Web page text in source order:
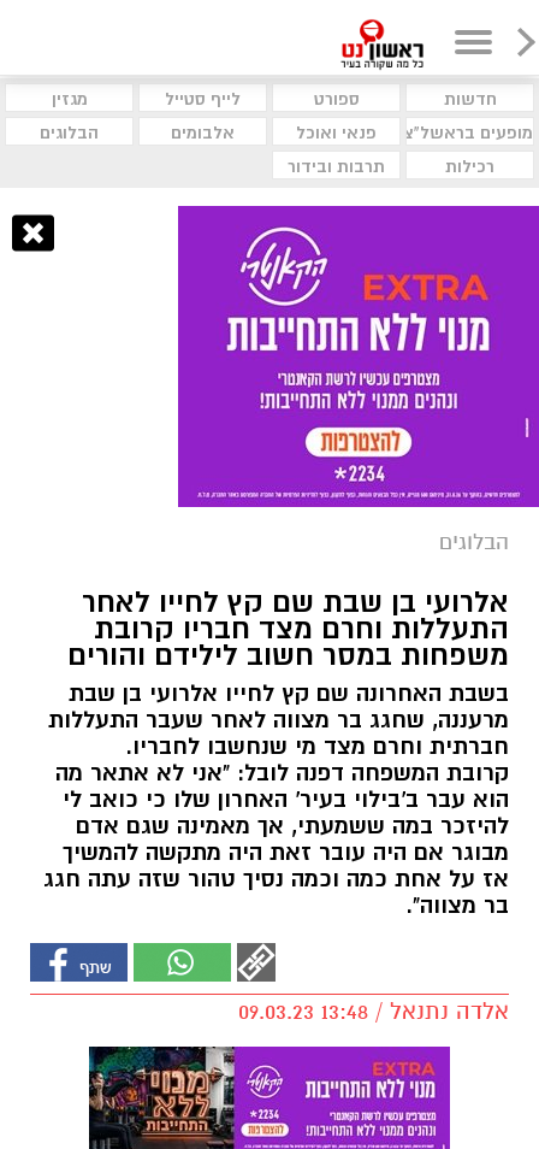
חדשות ספורט לייף סטייל
מגזין
מופעים בראשל"צ
פנאי ואוכל אלבומים
הבלוגים
רכילות
תרבות ובידור
הבלוגים
אלרועי בן שבת שם קץ לחייו לאחר
התעללות וחרם מצד חבריו קרובת
משפחות במסר חשוב לילידם והורים
בשבת האחרונה שם קץ לחייו אלרועי בן שבת
מרעננה, שחגג בר מצווה לאחר שעבר התעללות
חברתית וחרם מצד מי שנחשבו לחבריו.
קרובת המשפחה דפנה לובל: "אני לא אתאר מה
הוא עבר ב'בילוי בעיר' האחרון שלו כי כואב לי
להיזכר במה ששמעתי, אך מאמינה שגם אדם
מבוגר אם היה עובר זאת היה מתקשה להמשיך
אז על אחת כמה וכמה נסיך טהור שזה עתה חגג
בר מצווה".
אלדה נתנאל / 13:48 09.03.23